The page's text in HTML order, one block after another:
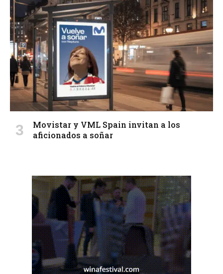
Movistar y VML Spain invitan a los
aficionados a soñar